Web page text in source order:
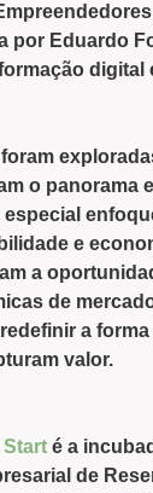
por Eduardo
digital
o panorama
e
a
de
a
valor.
Start é a
de